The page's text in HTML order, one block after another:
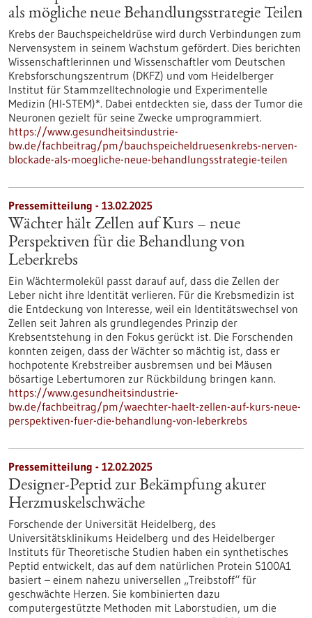
als mögliche neue Behandlungsstrategie Teilen
Krebs der Bauchspeicheldrüse wird durch Verbindungen zum
Nervensystem in seinem Wachstum gefördert. Dies berichten
Wissenschaftlerinnen und Wissenschaftler vom Deutschen
Krebsforschungszentrum (DKFZ) und vom Heidelberger
Institut für Stammzelltechnologie und Experimentelle
Medizin (HI-STEM)*. Dabei entdeckten sie, dass der Tumor die
Neuronen gezielt für seine Zwecke umprogrammiert.
https://www.gesundheitsindustrie-
bw.de/fachbeitrag/pm/bauchspeicheldruesenkrebs-nerven-
blockade-als-moegliche-neue-behandlungsstrategie-teilen
Pressemitteilung - 13.02.2025
Wächter hält Zellen auf Kurs – neue
Perspektiven für die Behandlung von
Leberkrebs
Ein Wächtermolekül passt darauf auf, dass die Zellen der
Leber nicht ihre Identität verlieren. Für die Krebsmedizin ist
die Entdeckung von Interesse, weil ein Identitätswechsel von
Zellen seit Jahren als grundlegendes Prinzip der
Krebsentstehung in den Fokus gerückt ist. Die Forschenden
konnten zeigen, dass der Wächter so mächtig ist, dass er
hochpotente Krebstreiber ausbremsen und bei Mäusen
bösartige Lebertumoren zur Rückbildung bringen kann.
https://www.gesundheitsindustrie-
bw.de/fachbeitrag/pm/waechter-haelt-zellen-auf-kurs-neue-
perspektiven-fuer-die-behandlung-von-leberkrebs
Pressemitteilung - 12.02.2025
Designer-Peptid zur Bekämpfung akuter
Herzmuskelschwäche
Forschende der Universität Heidelberg, des
Universitätsklinikums Heidelberg und des Heidelberger
Instituts für Theoretische Studien haben ein synthetisches
Peptid entwickelt, das auf dem natürlichen Protein S100A1
basiert – einem nahezu universellen „Treibstoff“ für
geschwächte Herzen. Sie kombinierten dazu
computergestützte Methoden mit Laborstudien, um die